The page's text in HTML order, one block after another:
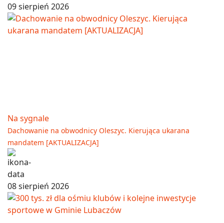
09 sierpień 2026
Na sygnale
Dachowanie na obwodnicy Oleszyc. Kierująca ukarana
mandatem [AKTUALIZACJA]
08 sierpień 2026